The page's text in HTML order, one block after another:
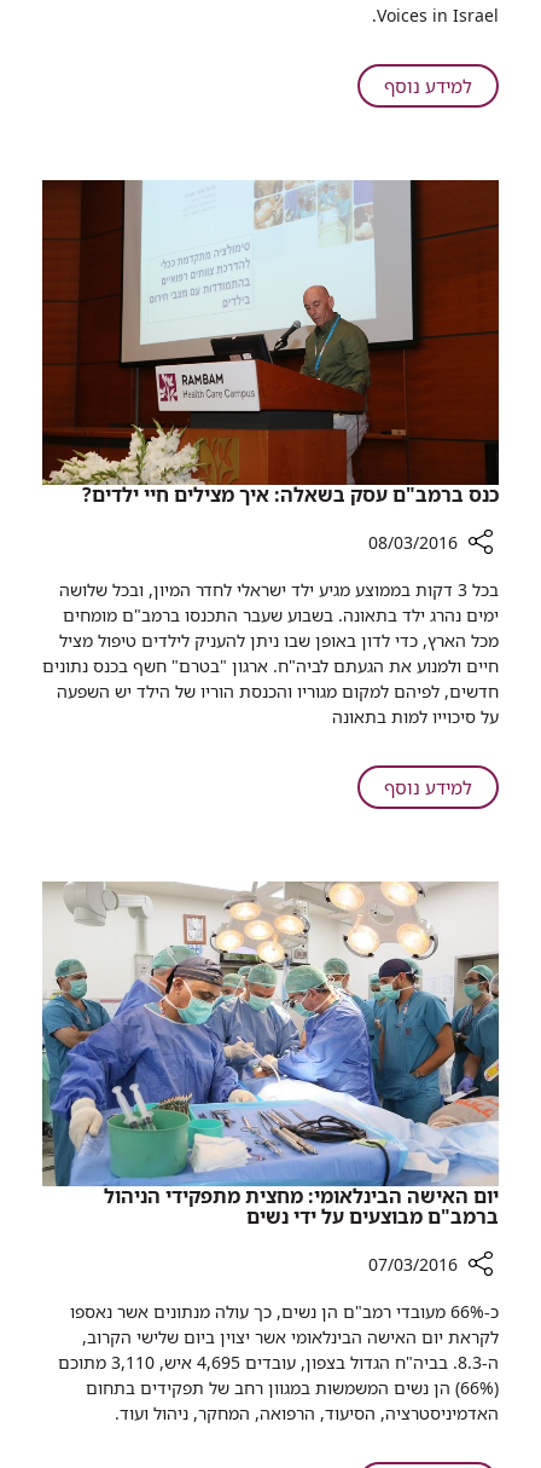
אמריקה
ביקרו
ברמב"ם
Voices in Israel. ​
למידע נוסףעל
השמות
אמריקה
הלטינית
ביקרו
​כנס ברמב"ם עסק בשאלה: איך מצילים חיי ילדים?
שיתוף
כנס
ברמב"ם
עסק
בשאלה:
מצילים
חיי
08/03/2016
בכל 3 דקות בממוצע מגיע ילד ישראלי לחדר המיון, ובכל שלושה
ימים נהרג ילד בתאונה. בשבוע שעבר התכנסו ברמב"ם מומחים
מכל הארץ, כדי לדון באופן שבו ניתן להעניק לילדים טיפול מציל
חיים ולמנוע את הגעתם לביה"ח. ארגון "בטרם" חשף בכנס נתונים
חדשים, לפיהם למקום מגוריו והכנסת הוריו של הילד יש השפעה
על סיכוייו למות בתאונה
למידע נוסףעל
עסק
בשאלה:
איך
מצילים
חיי
ילדים?
יום האישה הבינלאומי: מחצית מתפקידי הניהול
ברמב"ם מבוצעים על ידי נשים
שיתוף
האישה
הבינלאומי:
מחצית
07/03/2016
כ-66% מעובדי רמב"ם הן נשים, כך עולה מנתונים אשר נאספו
לקראת יום האישה הבינלאומי אשר יצוין ביום שלישי הקרוב,
ה-8.3. בביה"ח הגדול בצפון, עובדים 4,695 איש, 3,110 מתוכם
(66%) הן נשים המשמשות במגוון רחב של תפקידים בתחום
האדמיניסטרציה, הסיעוד, הרפואה, המחקר, ניהול ועוד.